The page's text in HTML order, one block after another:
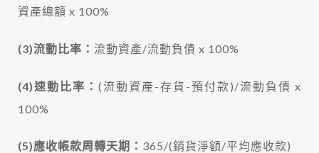
資產總額 x 100%
(3)流動比率： 流動資產/流動負債 x 100%
(4)速動比率： (流動資產-存貨-預付款)/流動負債 x
100%
(5)應收帳款周轉天期： 365/(銷貨淨額/平均應收款)